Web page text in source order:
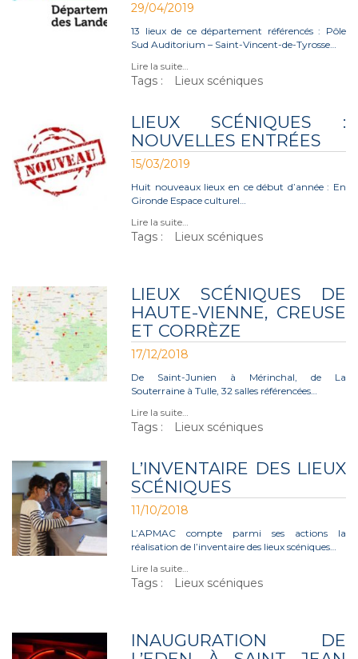
29/04/2019
13 lieux de ce département référencés : Pôle
Sud Auditorium – Saint-Vincent-de-Tyrosse…
Lire la suite…
Tags : Lieux scéniques
LIEUX SCÉNIQUES :
NOUVELLES ENTRÉES
15/03/2019
Huit nouveaux lieux en ce début d’année : En
Gironde Espace culturel…
Lire la suite…
Tags : Lieux scéniques
LIEUX SCÉNIQUES DE
HAUTE-VIENNE, CREUSE
ET CORRÈZE
17/12/2018
De Saint-Junien à Mérinchal, de La
Souterraine à Tulle, 32 salles référencées…
Lire la suite…
Tags : Lieux scéniques
L’INVENTAIRE DES LIEUX
SCÉNIQUES
11/10/2018
L’APMAC compte parmi ses actions la
réalisation de l’inventaire des lieux scéniques…
Lire la suite…
Tags : Lieux scéniques
INAUGURATION DE